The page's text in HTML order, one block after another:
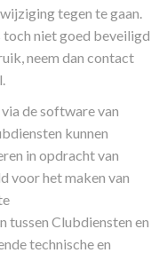
tegen te gaan.
toch niet goed beveiligd
neem dan contact
de software van
kunnen
in opdracht van
voor het maken van
Clubdiensten en
technische en